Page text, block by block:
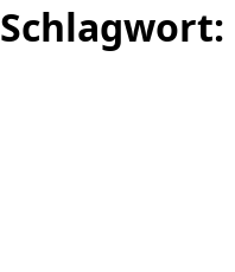
Schlagwort: